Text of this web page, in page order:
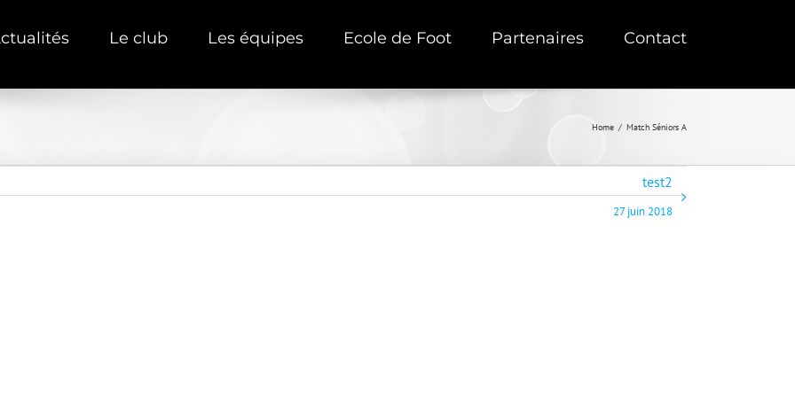
Le club Les équipes Ecole de Foot Partenaires Contact
Home / Match Séniors A
test2
27 juin 2018